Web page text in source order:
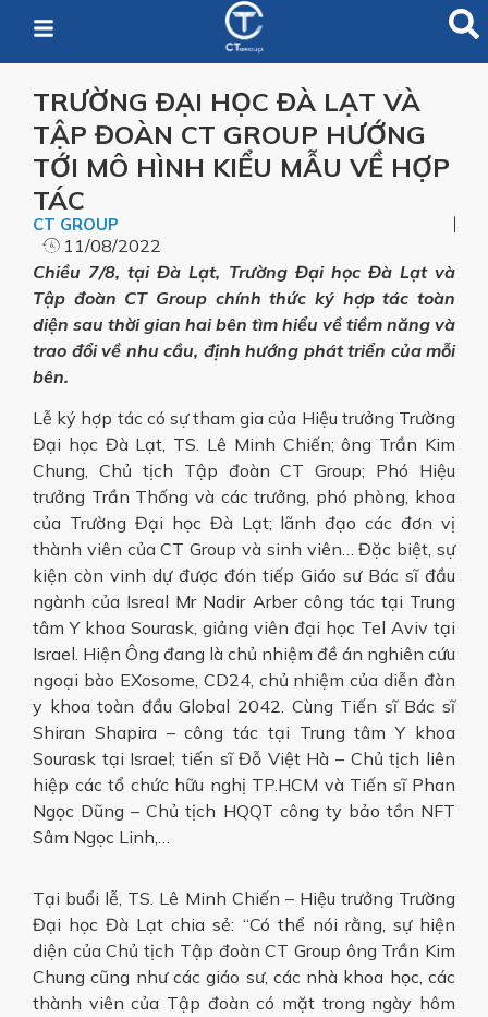
TRƯỜNG ĐẠI HỌC ĐÀ LẠT VÀ
TẬP ĐOÀN CT GROUP HƯỚNG
TỚI MÔ HÌNH KIỂU MẪU VỀ HỢP
TÁC
CT GROUP
11/08/2022
Chiều 7/8, tại Đà Lạt, Trường Đại học Đà Lạt và
Tập đoàn CT Group chính thức ký hợp tác toàn
diện sau thời gian hai bên tìm hiểu về tiềm năng và
trao đổi về nhu cầu, định hướng phát triển của mỗi
bên.
Lễ ký hợp tác có sự tham gia của Hiệu trưởng Trường
Đại học Đà Lạt, TS. Lê Minh Chiến; ông Trần Kim
Chung, Chủ tịch Tập đoàn CT Group; Phó Hiệu
trưởng Trần Thống và các trưởng, phó phòng, khoa
của Trường Đại học Đà Lạt; lãnh đạo các đơn vị
thành viên của CT Group và sinh viên… Đặc biệt, sự
kiện còn vinh dự được đón tiếp Giáo sư Bác sĩ đầu
ngành của Isreal Mr Nadir Arber công tác tại Trung
tâm Y khoa Sourask, giảng viên đại học Tel Aviv tại
Israel. Hiện Ông đang là chủ nhiệm đề án nghiên cứu
ngoại bào EXosome, CD24, chủ nhiệm của diễn đàn
y khoa toàn đầu Global 2042. Cùng Tiến sĩ Bác sĩ
Shiran Shapira – công tác tại Trung tâm Y khoa
Sourask tại Israel; tiến sĩ Đỗ Việt Hà – Chủ tịch liên
hiệp các tổ chức hữu nghị TP.HCM và Tiến sĩ Phan
Ngọc Dũng – Chủ tịch HQQT công ty bảo tồn NFT
Sâm Ngọc Linh,…
Tại buổi lễ, TS. Lê Minh Chiến – Hiệu trưởng Trường
Đại học Đà Lạt chia sẻ: “Có thể nói rằng, sự hiện
diện của Chủ tịch Tập đoàn CT Group ông Trần Kim
Chung cũng như các giáo sư, các nhà khoa học, các
thành viên của Tập đoàn có mặt trong ngày hôm